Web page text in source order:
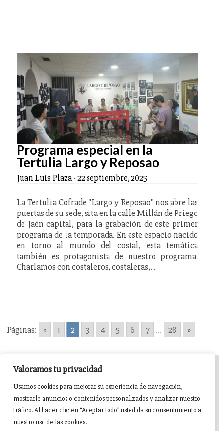
Valoramos tu privacidad
Usamos cookies para mejorar su experiencia de navegación,
mostrarle anuncios o contenidos personalizados y analizar nuestro
tráfico. Al hacer clic en “Aceptar todo” usted da su consentimiento a
nuestro uso de las cookies.
Programa especial en la
Tertulia Largo y Reposao
Juan Luis Plaza-22 septiembre, 2025
La Tertulia Cofrade "Largo y Reposao" nos abre las
puertas de su sede, sita en la calle Millán de Priego
de Jaén capital, para la grabación de este primer
programa de la temporada. En este espacio nacido
en torno al mundo del costal, esta temática
también es protagonista de nuestro programa.
Charlamos con costaleros, costaleras,…
Páginas: « 1 2 3 4 5 6 7 ... 28 »
INICIO AGENDA
NOTICIAS DE PASIÓN
NOTICIAS DE GLORIA
BREVES COFRADES BANDAS